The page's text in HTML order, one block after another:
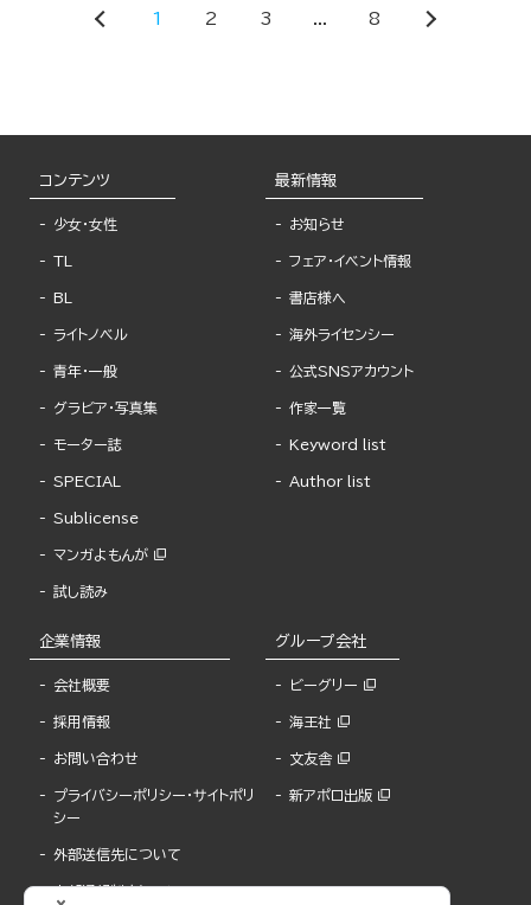
1 2 3 8
コンテンツ
少女・女性
TL
BL
ライトノベル
青年・一般
グラビア・写真集
モーター誌
SPECIAL
Sublicense
マンガよもんが
試し読み
最新情報
お知らせ
フェア・イベント情報
書店様へ
海外ライセンシー
公式SNSアカウント
作家一覧
Keyword list
Author list
企業情報
会社概要
採用情報
お問い合わせ
プライバシーポリシー・サイトポリ
シー
外部送信先について
内部通報制度について
グループ会社
ビーグリー
海王社
文友舎
新アポロ出版